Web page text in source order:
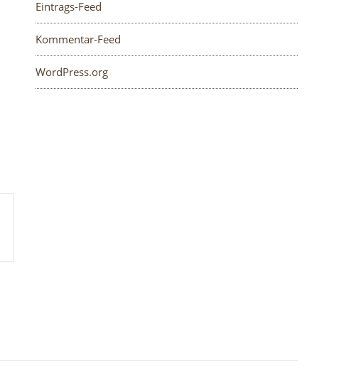
Eintrags-Feed
Kommentar-Feed
WordPress.org